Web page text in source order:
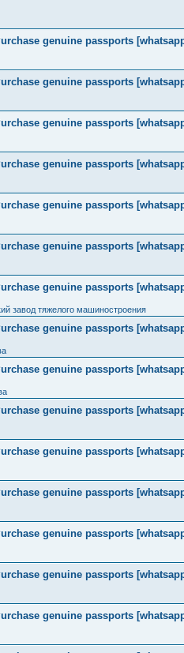
genuine passports
genuine passports
genuine passports
genuine passports
genuine passports
genuine passports
genuine passports
завод тяжелого машиностроения
genuine passports
genuine passports
genuine passports
genuine passports
genuine passports
genuine passports
genuine passports
genuine passports